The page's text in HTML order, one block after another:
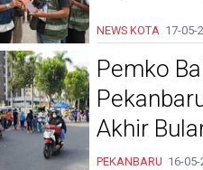
NEWS KOTA 17-05-
Pemko
Akhir
PEKANBARU 16-05-